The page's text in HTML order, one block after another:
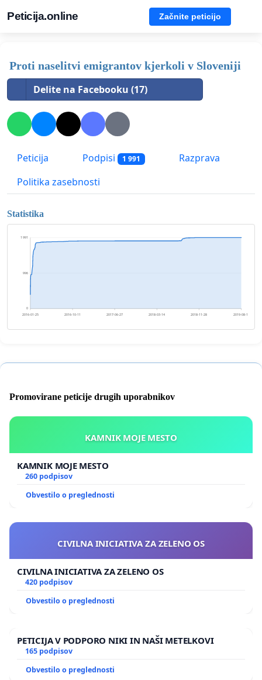
Peticija.online Začnite peticijo
Proti naselitvi emigrantov kjerkoli v Sloveniji
Delite na Facebooku (17)
Peticija Podpisi 1 991
Razprava
Politika zasebnosti
Statistika
0
996
1 991
2016-01-25 2016-10-11 2017-06-27 2018-03-14 2018-11-28 2019-08-15
Promovirane peticije drugih uporabnikov
KAMNIK MOJE MESTO
KAMNIK MOJE MESTO
260 podpisov
Obvestilo o preglednosti
CIVILNA INICIATIVA ZA ZELENO OS
CIVILNA INICIATIVA ZA ZELENO OS
420 podpisov
Obvestilo o preglednosti
PETICIJA V PODPORO NIKI IN NAŠI METELKOVI
165 podpisov
Obvestilo o preglednosti